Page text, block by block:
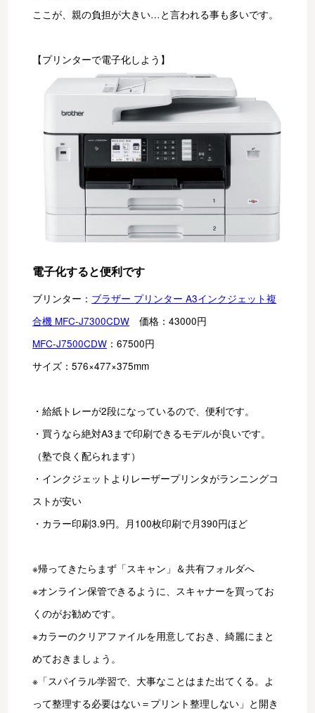
ここが、親の負担が大きい…と言われる事も多いです。
【プリンターで電子化しよう】
電子化すると便利です
ブリンター： ブラザー プリンター A3インクジェット複
合機 MFC-J7300CDW 価格：43000円
MFC-J7500CDW ：67500円
サイズ：576×477×375mm
・給紙トレーが2段になっているので、便利です。
・買うなら絶対A3まで印刷できるモデルが良いです。
（塾で良く配られます）
・インクジェットよりレーザープリンタがランニングコ
ストが安い
・カラー印刷3.9円。月100枚印刷で月390円ほど
※帰ってきたらまず「スキャン」＆共有フォルダへ
※オンライン保管できるように、スキャナーを買ってお
くのがお勧めです。
※カラーのクリアファイルを用意しておき、綺麗にまと
めておきましょう。
※「スパイラル学習で、大事なことはまた出てくる。よ
って整理する必要はない＝プリント整理しない」と開き